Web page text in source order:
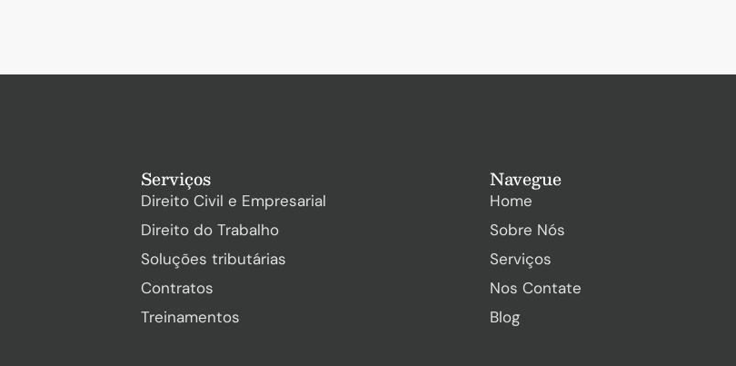
Serviços
Direito Civil e Empresarial
Direito do Trabalho
Soluções tributárias
Contratos
Treinamentos
Navegue
Home
Sobre Nós
Serviços
Nos Contate
Blog